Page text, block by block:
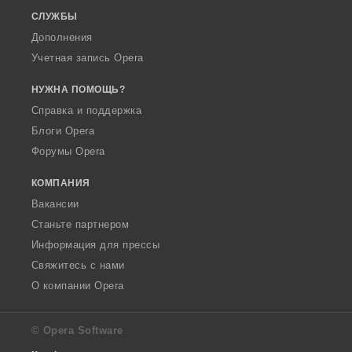
СЛУЖБЫ
Дополнения
Учетная запись Opera
НУЖНА ПОМОЩЬ?
Справка и поддержка
Блоги Opera
Форумы Opera
КОМПАНИЯ
Вакансии
Станьте партнером
Информация для прессы
Свяжитесь с нами
О компании Opera
© Opera Software